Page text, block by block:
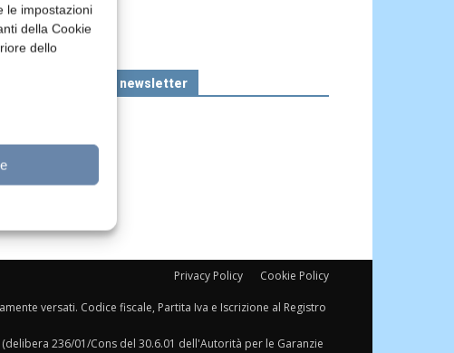
le impostazioni
della Cookie
dello
Iscriviti alla newsletter
Privacy Policy Cookie Policy
versati. Codice fiscale, Partita Iva e Iscrizione al Registro
236/01/Cons del 30.6.01 dell'Autorità per le Garanzie